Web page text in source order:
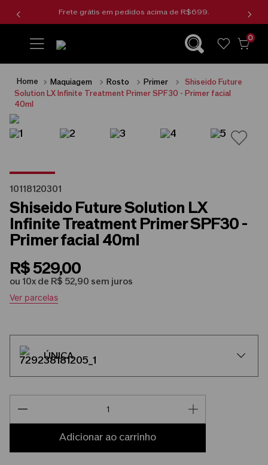
Frete grátis em pedidos acima de R$699.
wishlist0
Maquiagem Rosto Primer
Shiseido Future
Solution LX Infinite Treatment Primer SPF30 - Primer facial
40ml
10118120301
Shiseido Future Solution LX
Infinite Treatment Primer SPF30 -
Primer facial 40ml
R$529,00
ou 10x de R$ 52,90 sem juros
Ver parcelas
ÚNICA
adicionar ao carrinho